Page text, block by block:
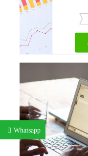
Whatsapp